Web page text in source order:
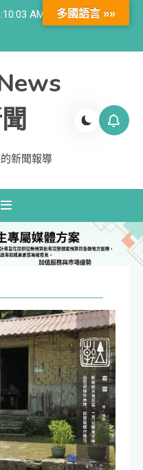
AM
新聞報導
多國語言 »»